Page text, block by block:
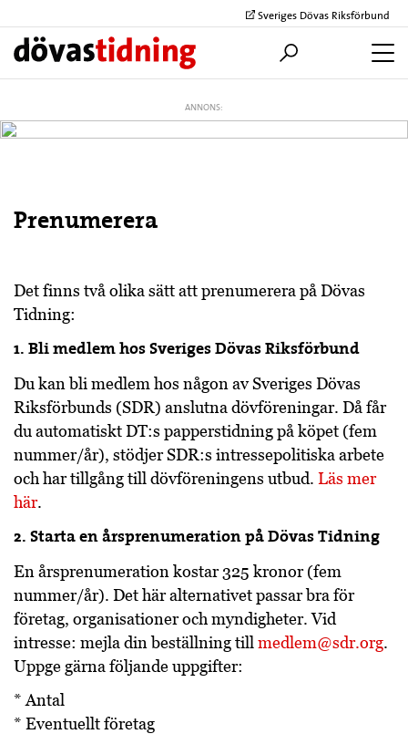
Sveriges Dövas Riksförbund
ANNONS:
Prenumerera
Det finns två olika sätt att prenumerera på Dövas
Tidning:
1. Bli medlem hos Sveriges Dövas Riksförbund
Du kan bli medlem hos någon av Sveriges Dövas
Riksförbunds (SDR) anslutna dövföreningar. Då får
du automatiskt DT:s papperstidning på köpet (fem
nummer/år), stödjer SDR:s intressepolitiska arbete
och har tillgång till dövföreningens utbud. Läs mer
här.
2. Starta en årsprenumeration på Dövas Tidning
En årsprenumeration kostar 325 kronor (fem
nummer/år). Det här alternativet passar bra för
företag, organisationer och myndigheter. Vid
intresse: mejla din beställning till medlem@sdr.org.
Uppge gärna följande uppgifter:
* Antal
* Eventuellt företag